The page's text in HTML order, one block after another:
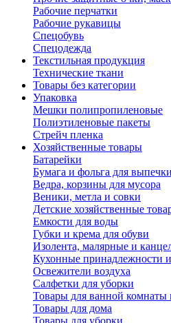
Рабочие перчатки
Рабочие рукавицы
Спецобувь
Спецодежда
Текстильная продукция
Технические ткани
Товары без категории
Упаковка
Мешки полипропиленовые
Полиэтиленовые пакеты
Стрейч пленка
Хозяйственные товары
Батарейки
Бумага и фольга для выпечки
Ведра, корзины для мусора
Веники, метла и совки
Детские хозяйственные
Емкости для воды
Губки и крема для обуви
Изолента, малярные и
Кухонные принадлежности
Освежители воздуха
Салфетки для уборки
Товары для ванной комнаты
Товары для дома
Товары для уборки